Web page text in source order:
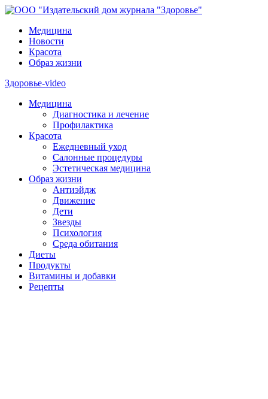
Медицина
Новости
Красота
Образ жизни
Здоровье-video
Медицина
Диагностика и лечение
Профилактика
Красота
Ежедневный уход
Салонные процедуры
Эстетическая медицина
Образ жизни
Антиэйдж
Движение
Дети
Звезды
Психология
Среда обитания
Диеты
Продукты
Витамины и добавки
Рецепты